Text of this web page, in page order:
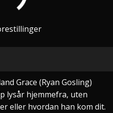
Grace (Ryan Gosling)
lysår hjemmefra, uten
eller hvordan han kom dit.